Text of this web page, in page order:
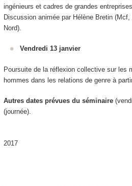
ingénieurs et cadres de grandes
Discussion animée par Hélène Bretin
Nord).
Vendredi 13 janvier
Poursuite de la réflexion collective sur les
hommes dans les relations de genre à
Autres dates prévues du séminaire
(journée).
2017